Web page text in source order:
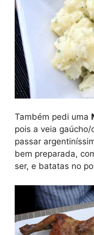
Também pedi uma
pois a veia
passar
bem preparada,
ser, e batatas no